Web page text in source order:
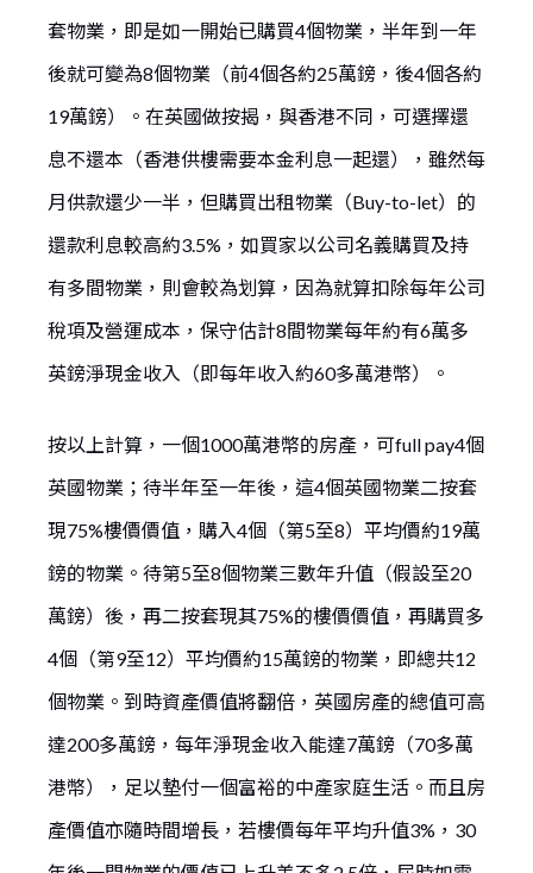
套物業，即是如一開始已購買4個物業，半年到一年
後就可變為8個物業（前4個各約25萬鎊，後4個各約
19萬鎊）。在英國做按揭，與香港不同，可選擇還
息不還本（香港供樓需要本金利息一起還），雖然每
月供款還少一半，但購買出租物業（Buy-to-let）的
還款利息較高約3.5%，如買家以公司名義購買及持
有多間物業，則會較為划算，因為就算扣除每年公司
稅項及營運成本，保守估計8間物業每年約有6萬多
英鎊淨現金收入（即每年收入約60多萬港幣）。
按以上計算，一個1000萬港幣的房產，可full pay4個
英國物業；待半年至一年後，這4個英國物業二按套
現75%樓價價值，購入4個（第5至8）平均價約19萬
鎊的物業。待第5至8個物業三數年升值（假設至20
萬鎊）後，再二按套現其75%的樓價價值，再購買多
4個（第9至12）平均價約15萬鎊的物業，即總共12
個物業。到時資產價值將翻倍，英國房產的總值可高
達200多萬鎊，每年淨現金收入能達7萬鎊（70多萬
港幣），足以墊付一個富裕的中產家庭生活。而且房
產價值亦隨時間增長，若樓價每年平均升值3%，30